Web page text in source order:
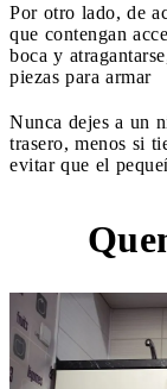
Por otro lado, de
que contengan
boca y
piezas para armar
Nunca dejes a un
trasero, menos si
evitar que el